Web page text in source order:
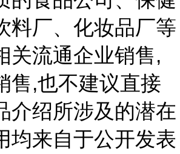
料厂、化妆品厂等
关流通企业销售,
售,也不建议直接
介绍所涉及的潜在
均来自于公开发表